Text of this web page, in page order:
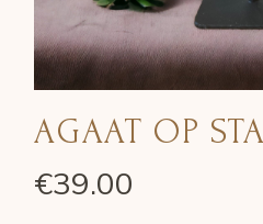
AGAAT OP
€39.00